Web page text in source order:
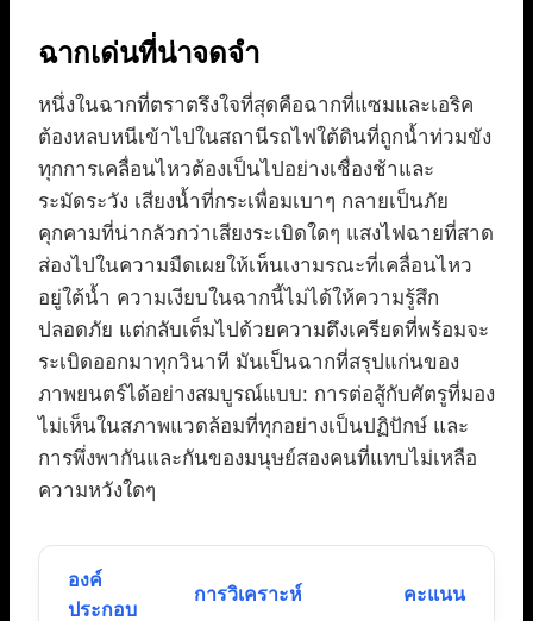
ฉากเด่นที่น่าจดจำ
หนึ่งในฉากที่ตราตรึงใจที่สุดคือฉากที่แซมและเอริค
ต้องหลบหนีเข้าไปในสถานีรถไฟใต้ดินที่ถูกน้ำท่วมขัง
ทุกการเคลื่อนไหวต้องเป็นไปอย่างเชื่องช้าและ
ระมัดระวัง เสียงน้ำที่กระเพื่อมเบาๆ กลายเป็นภัย
คุกคามที่น่ากลัวกว่าเสียงระเบิดใดๆ แสงไฟฉายที่สาด
ส่องไปในความมืดเผยให้เห็นเงามรณะที่เคลื่อนไหว
อยู่ใต้น้ำ ความเงียบในฉากนี้ไม่ได้ให้ความรู้สึก
ปลอดภัย แต่กลับเต็มไปด้วยความตึงเครียดที่พร้อมจะ
ระเบิดออกมาทุกวินาที มันเป็นฉากที่สรุปแก่นของ
ภาพยนตร์ได้อย่างสมบูรณ์แบบ: การต่อสู้กับศัตรูที่มอง
ไม่เห็นในสภาพแวดล้อมที่ทุกอย่างเป็นปฏิปักษ์ และ
การพึ่งพากันและกันของมนุษย์สองคนที่แทบไม่เหลือ
ความหวังใดๆ
องค์
ประกอบ
การวิเคราะห์ คะแนน